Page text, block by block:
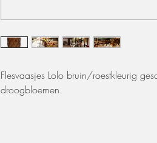
Flesvaasjes Lolo bruin/roestkleurig
droogbloemen.